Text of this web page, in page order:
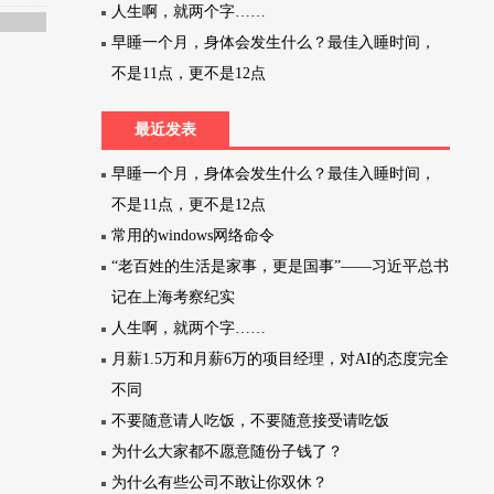
人生啊，就两个字……
早睡一个月，身体会发生什么？最佳入睡时间，
不是11点，更不是12点
最近发表
早睡一个月，身体会发生什么？最佳入睡时间，
不是11点，更不是12点
常用的windows网络命令
“老百姓的生活是家事，更是国事”——习近平总书
记在上海考察纪实
人生啊，就两个字……
月薪1.5万和月薪6万的项目经理，对AI的态度完全
不同
不要随意请人吃饭，不要随意接受请吃饭
为什么大家都不愿意随份子钱了？
为什么有些公司不敢让你双休？